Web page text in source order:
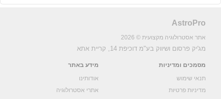
AstroPro
אתר אסטרולוגיה מקצועית © 2026
מג'יק פרסום ושיווק בע"מ דוכיפת 14, קריית אתא
מסמכים ומדיניות
תנאי שימוש
מדיניות פרטיות
מידע באתר
אודותינו
אתרי אסטרולוגיה